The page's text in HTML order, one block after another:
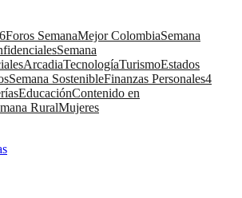
Foros SemanaMejor ColombiaSemana
Semana
ArcadiaTecnologíaTurismoEstados
Semana SostenibleFinanzas Personales4
EducaciónContenido en
RuralMujeres